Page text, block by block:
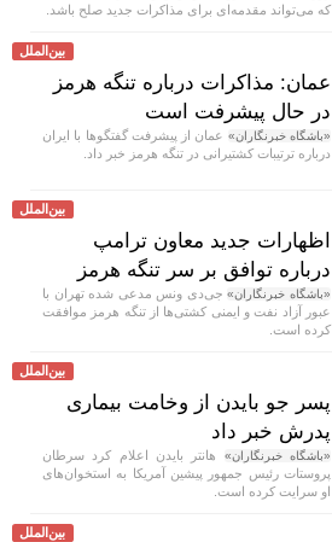
که می‌تواند مقدمه‌ای برای مذاکرات جدید صلح باشد.
بین‌الملل
عمان: مذاکرات درباره تنگه هرمز
در حال پیشرفت است
«باشگاه خبرنگاران» عمان از پیشرفت گفتگوها با ایران
درباره ترتیبات کشتیرانی در تنگه هرمز خبر داد.
بین‌الملل
اظهارات جدید معاون ترامپ
درباره توافق بر سر تنگه هرمز
«باشگاه خبرنگاران»جی‌دی ونس مدعی شده تهران با
عبور آزاد نفت و ایمنی کشتی‌ها از تنگه هرمز موافقت
کرده است.
بین‌الملل
پسر جو بایدن از وخامت بیماری
پدرش خبر داد
«باشگاه خبرنگاران» هانتر بایدن اعلام کرد سرطان
پروستات رئیس جمهور پیشین آمریکا به استخوان‌های
او سرایت کرده است.
بین‌الملل